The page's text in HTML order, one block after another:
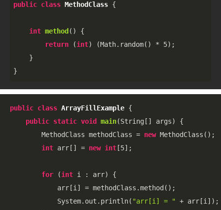
public class MethodClass {
int method ()
{
return (int) (Math.random() * 5);
    }
public class ArrayFillExample {
public static void main(String[] args)
{
        MethodClass methodClass =
new MethodClass();
int arr[] = new int [5];
for (int i : arr) {
            arr[i] = methodClass.method();
            System.out.println(
"arr[i] = " + arr[i]);